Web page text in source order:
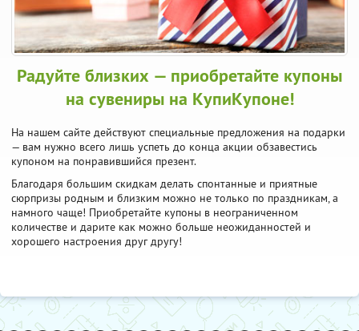
Радуйте близких — приобретайте купоны
на сувениры на КупиКупоне!
На нашем сайте действуют специальные предложения на подарки
— вам нужно всего лишь успеть до конца акции обзавестись
купоном на понравившийся презент.
Благодаря большим скидкам делать спонтанные и приятные
сюрпризы родным и близким можно не только по праздникам, а
намного чаще! Приобретайте купоны в неограниченном
количестве и дарите как можно больше неожиданностей и
хорошего настроения друг другу!